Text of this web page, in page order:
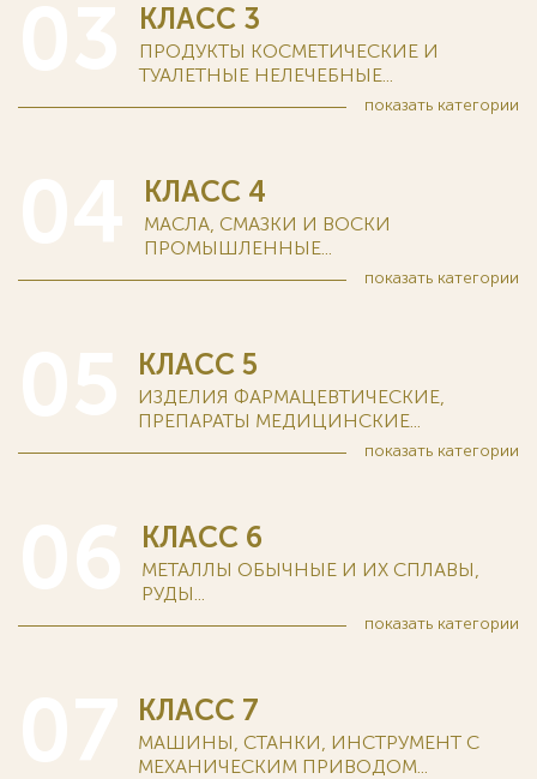
КЛАСС 3
ПРОДУКТЫ КОСМЕТИЧЕСКИЕ И
ТУАЛЕТНЫЕ НЕЛЕЧЕБНЫЕ...
показать категории
КЛАСС 4
МАСЛА, СМАЗКИ И ВОСКИ
ПРОМЫШЛЕННЫЕ...
показать категории
КЛАСС 5
ИЗДЕЛИЯ ФАРМАЦЕВТИЧЕСКИЕ,
ПРЕПАРАТЫ МЕДИЦИНСКИЕ...
показать категории
КЛАСС 6
МЕТАЛЛЫ ОБЫЧНЫЕ И ИХ СПЛАВЫ,
РУДЫ...
показать категории
КЛАСС 7
МАШИНЫ, СТАНКИ, ИНСТРУМЕНТ С
МЕХАНИЧЕСКИМ ПРИВОДОМ...